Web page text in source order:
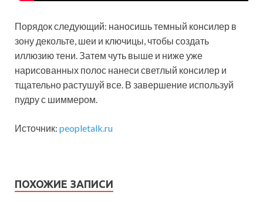
Порядок следующий: наносишь темный консилер в
зону декольте, шеи и ключицы, чтобы создать
иллюзию тени. Затем чуть выше и ниже уже
нарисованных полос нанеси светлый консилер и
тщательно растушуй все. В завершение используй
пудру с шиммером.
Источник: peopletalk.ru
ПОХОЖИЕ ЗАПИСИ